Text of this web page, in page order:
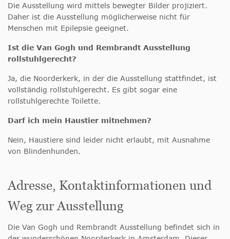
Die Ausstellung wird mittels bewegter Bilder projiziert.
Daher ist die Ausstellung möglicherweise nicht für
Menschen mit Epilepsie geeignet.
Ist die Van Gogh und Rembrandt Ausstellung
rollstuhlgerecht?
Ja, die Noorderkerk, in der die Ausstellung stattfindet, ist
vollständig rollstuhlgerecht. Es gibt sogar eine
rollstuhlgerechte Toilette.
Darf ich mein Haustier mitnehmen?
Nein, Haustiere sind leider nicht erlaubt, mit Ausnahme
von Blindenhunden.
Adresse, Kontaktinformationen und
Weg zur Ausstellung
Die Van Gogh und Rembrandt Ausstellung befindet sich in